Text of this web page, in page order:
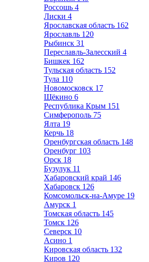
Россошь 4
Лиски 4
Ярославская область 162
Ярославль 120
Рыбинск 31
Переславль-Залесский 4
Бишкек 162
Тульская область 152
Тула 110
Новомосковск 17
Щёкино 6
Республика Крым 151
Симферополь 75
Ялта 19
Керчь 18
Оренбургская область 148
Оренбург 103
Орск 18
Бузулук 11
Хабаровский край 146
Хабаровск 126
Комсомольск-на-Амуре 19
Амурск 1
Томская область 145
Томск 126
Северск 10
Асино 1
Кировская область 132
Киров 120